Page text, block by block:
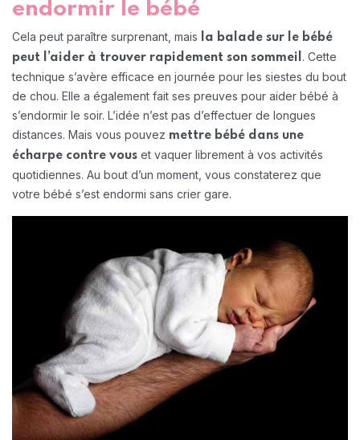
endormir le bébé
Cela peut paraître surprenant, mais la balade sur le bébé
peut l’aider à trouver rapidement son sommeil. Cette
technique s’avère efficace en journée pour les siestes du bout
de chou. Elle a également fait ses preuves pour aider bébé à
s’endormir le soir. L’idée n’est pas d’effectuer de longues
distances. Mais vous pouvez mettre bébé dans une
écharpe contre vous et vaquer librement à vos activités
quotidiennes. Au bout d’un moment, vous constaterez que
votre bébé s’est endormi sans crier gare.